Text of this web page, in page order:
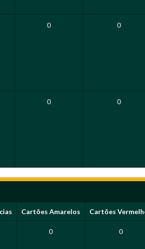
0 0
0 0
Cartões Amarelos Cartões
0 0